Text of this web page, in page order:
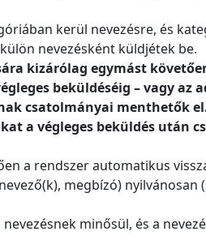
kerül nevezésre, és
nevezésként küldjétek be.
kizárólag egymást
beküldéséig – vagy
csatolmányai menthetők
a végleges beküldés után
a rendszer automatikus
megbízó)
minősül, és a